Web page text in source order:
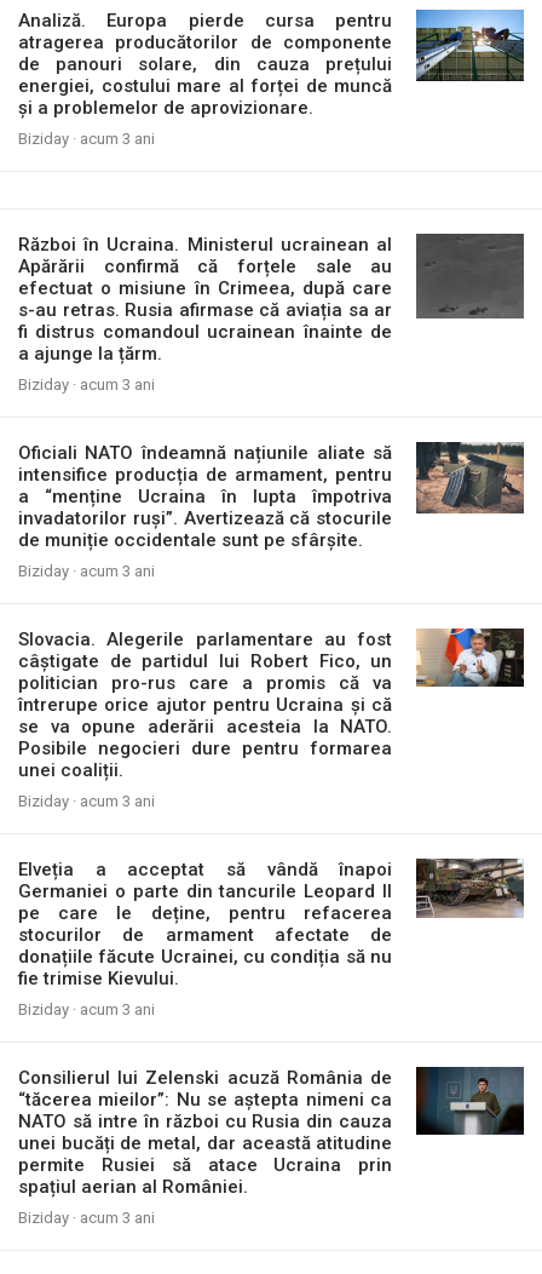
Analiză. Europa pierde cursa pentru
atragerea producătorilor de componente
de panouri solare, din cauza prețului
energiei, costului mare al forței de muncă
și a problemelor de aprovizionare.
Biziday · acum 3 ani
Război în Ucraina. Ministerul ucrainean al
Apărării confirmă că forțele sale au
efectuat o misiune în Crimeea, după care
s-au retras. Rusia afirmase că aviația sa ar
fi distrus comandoul ucrainean înainte de
a ajunge la țărm.
Biziday · acum 3 ani
Oficiali NATO îndeamnă națiunile aliate să
intensifice producția de armament, pentru
a “menține Ucraina în lupta împotriva
invadatorilor ruși”. Avertizează că stocurile
de muniție occidentale sunt pe sfârșite.
Biziday · acum 3 ani
Slovacia. Alegerile parlamentare au fost
câștigate de partidul lui Robert Fico, un
politician pro-rus care a promis că va
întrerupe orice ajutor pentru Ucraina și că
se va opune aderării acesteia la NATO.
Posibile negocieri dure pentru formarea
unei coaliții.
Biziday · acum 3 ani
Elveția a acceptat să vândă înapoi
Germaniei o parte din tancurile Leopard II
pe care le deține, pentru refacerea
stocurilor de armament afectate de
donațiile făcute Ucrainei, cu condiția să nu
fie trimise Kievului.
Biziday · acum 3 ani
Consilierul lui Zelenski acuză România de
“tăcerea mieilor”: Nu se aștepta nimeni ca
NATO să intre în război cu Rusia din cauza
unei bucăți de metal, dar această atitudine
permite Rusiei să atace Ucraina prin
spațiul aerian al României.
Biziday · acum 3 ani